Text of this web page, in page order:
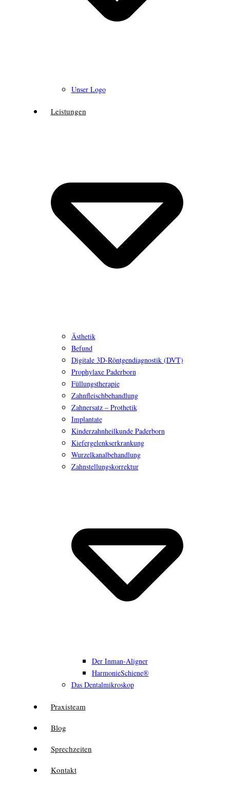
Unser Logo
Leistungen
Ästhetik
Befund
Digitale 3D-Röntgendiagnostik (DVT)
Prophylaxe Paderborn
Füllungstherapie
Zahnfleischbehandlung
Zahnersatz – Prothetik
Implantate
Kinderzahnheilkunde Paderborn
Kiefergelenkserkrankung
Wurzelkanalbehandlung
Zahnstellungskorrektur
Der Inman-Aligner
HarmonieSchiene®
Das Dentalmikroskop
Praxisteam
Blog
Sprechzeiten
Kontakt